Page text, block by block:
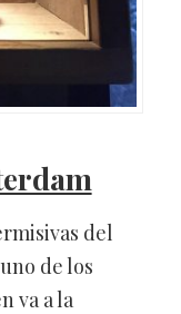
del
de los
va a la